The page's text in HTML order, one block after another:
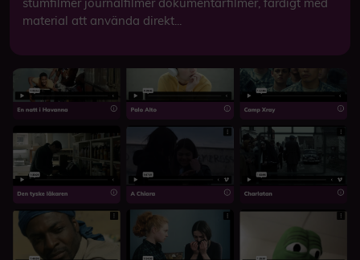
material att använda direkt...